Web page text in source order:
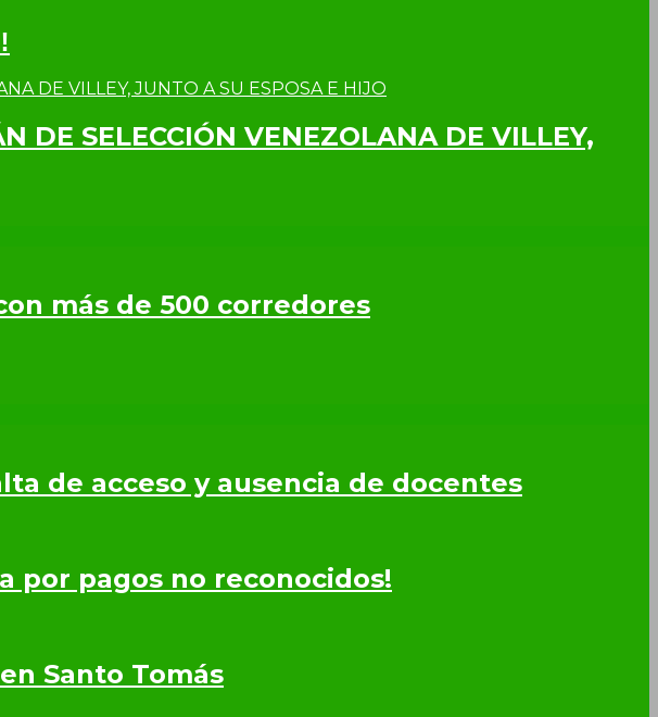
DE SELECCIÓN VENEZOLANA DE VILLEY,
más de 500 corredores
de acceso y ausencia de docentes
por pagos no reconocidos!
Santo Tomás